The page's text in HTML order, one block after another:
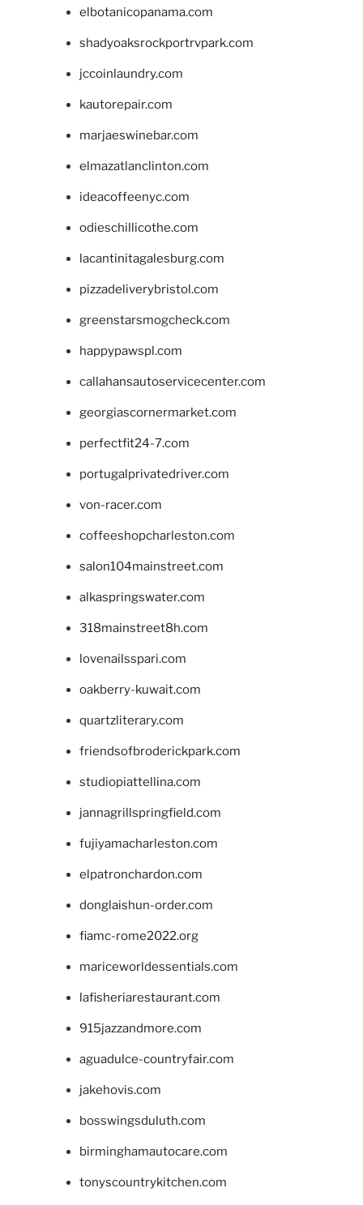
elbotanicopanama.com
shadyoaksrockportrvpark.com
jccoinlaundry.com
kautorepair.com
marjaeswinebar.com
elmazatlanclinton.com
ideacoffeenyc.com
odieschillicothe.com
lacantinitagalesburg.com
pizzadeliverybristol.com
greenstarsmogcheck.com
happypawspl.com
callahansautoservicecenter.com
georgiascornermarket.com
perfectfit24-7.com
portugalprivatedriver.com
von-racer.com
coffeeshopcharleston.com
salon104mainstreet.com
alkaspringswater.com
318mainstreet8h.com
lovenailsspari.com
oakberry-kuwait.com
quartzliterary.com
friendsofbroderickpark.com
studiopiattellina.com
jannagrillspringfield.com
fujiyamacharleston.com
elpatronchardon.com
donglaishun-order.com
fiamc-rome2022.org
mariceworldessentials.com
lafisheriarestaurant.com
915jazzandmore.com
aguadulce-countryfair.com
jakehovis.com
bosswingsduluth.com
birminghamautocare.com
tonyscountrykitchen.com